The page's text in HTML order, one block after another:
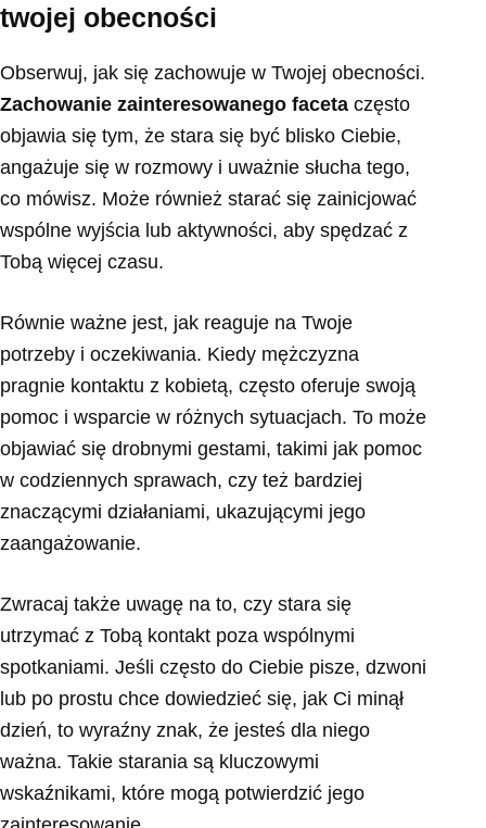
twojej obecności
Obserwuj, jak się zachowuje w Twojej obecności.
Zachowanie zainteresowanego faceta często
objawia się tym, że stara się być blisko Ciebie,
angażuje się w rozmowy i uważnie słucha tego,
co mówisz. Może również starać się zainicjować
wspólne wyjścia lub aktywności, aby spędzać z
Tobą więcej czasu.
Równie ważne jest, jak reaguje na Twoje
potrzeby i oczekiwania. Kiedy mężczyzna
pragnie kontaktu z kobietą, często oferuje swoją
pomoc i wsparcie w różnych sytuacjach. To może
objawiać się drobnymi gestami, takimi jak pomoc
w codziennych sprawach, czy też bardziej
znaczącymi działaniami, ukazującymi jego
zaangażowanie.
Zwracaj także uwagę na to, czy stara się
utrzymać z Tobą kontakt poza wspólnymi
spotkaniami. Jeśli często do Ciebie pisze, dzwoni
lub po prostu chce dowiedzieć się, jak Ci minął
dzień, to wyraźny znak, że jesteś dla niego
ważna. Takie starania są kluczowymi
wskaźnikami, które mogą potwierdzić jego